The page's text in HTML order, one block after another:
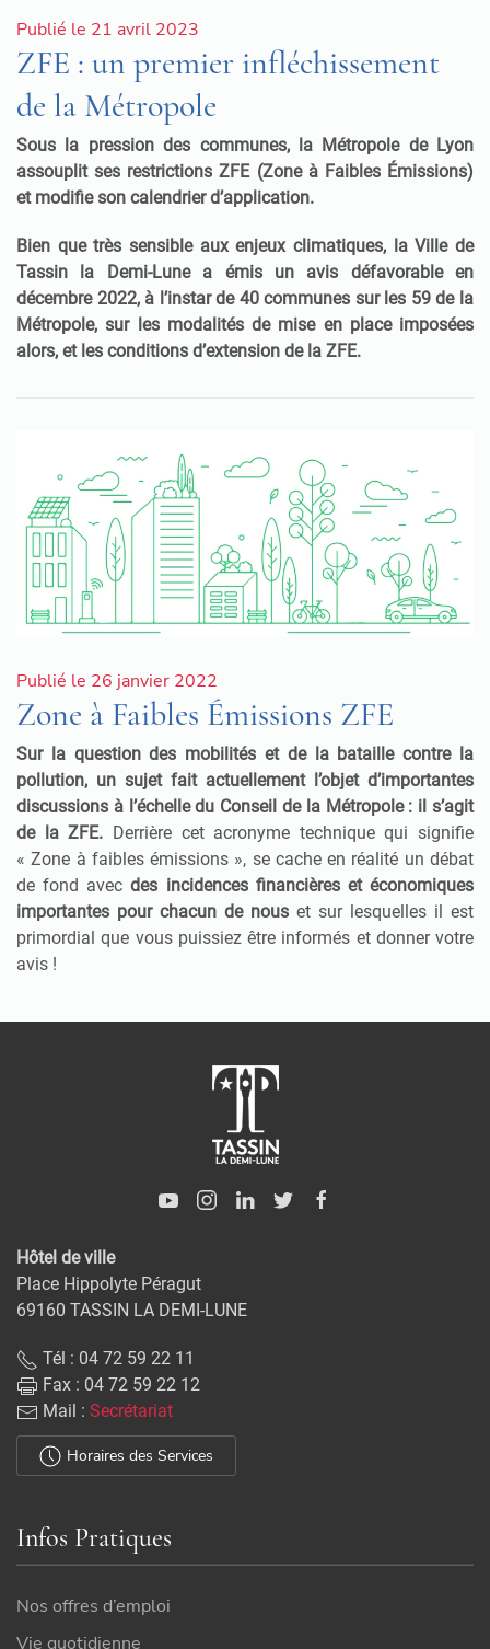
Publié le 21 avril 2023
ZFE : un premier infléchissement
de la Métropole
Sous la pression des communes, la Métropole de Lyon
assouplit ses restrictions ZFE (Zone à Faibles Émissions)
et modifie son calendrier d’application.
Bien que très sensible aux enjeux climatiques, la Ville de
Tassin la Demi-Lune a émis un avis défavorable en
décembre 2022, à l’instar de 40 communes sur les 59 de la
Métropole, sur les modalités de mise en place imposées
alors, et les conditions d’extension de la ZFE.
Publié le 26 janvier 2022
Zone à Faibles Émissions ZFE
Sur la question des mobilités et de la bataille contre la
pollution, un sujet fait actuellement l’objet d’importantes
discussions à l’échelle du Conseil de la Métropole : il s’agit
de la ZFE. Derrière cet acronyme technique qui signifie
« Zone à faibles émissions », se cache en réalité un débat
de fond avecdes incidences financières et économiques
importantes pour chacun de nous et sur lesquelles il est
primordial que vous puissiez être informés et donner votre
avis !
Hôtel de ville
Place Hippolyte Péragut
69160 TASSIN LA DEMI-LUNE
Tél : 04 72 59 22 11
Fax : 04 72 59 22 12
Mail : Secrétariat
Horaires des Services
Infos Pratiques
Nos offres d’emploi
Vie quotidienne